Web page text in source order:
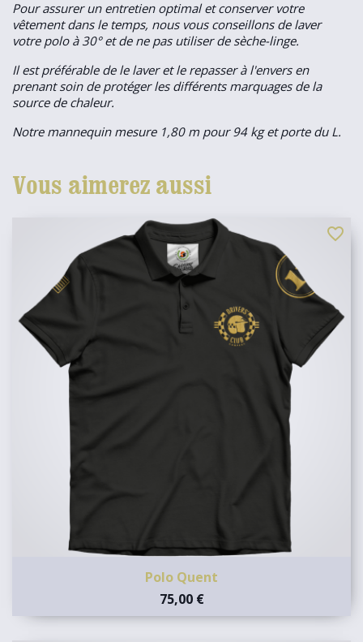
Pour assurer un entretien optimal et conserver votre
vêtement dans le temps, nous vous conseillons de laver
votre polo à 30° et de ne pas utiliser de sèche-linge.
Il est préférable de le laver et le repasser à l'envers en
prenant soin de protéger les différents marquages de la
source de chaleur.
Notre mannequin mesure 1,80 m pour 94 kg et porte du L.
Vous aimerez aussi
Polo Quent
75,00 €
favorite_border